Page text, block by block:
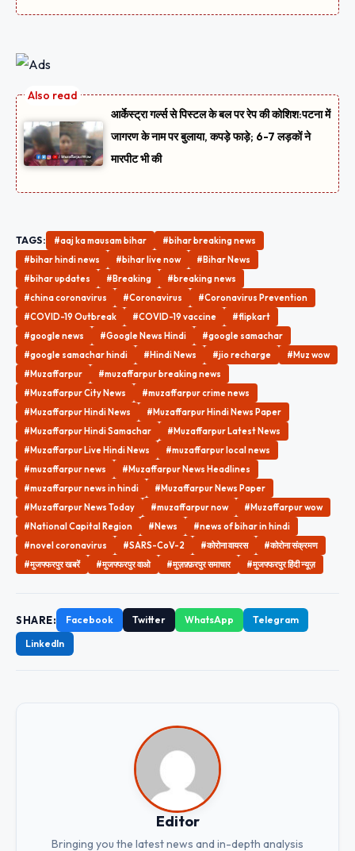
आर्केस्ट्रा गर्ल्स से पिस्टल के बल पर रेप की कोशिश:पटना में
जागरण के नाम पर बुलाया, कपड़े फाड़े; 6-7 लड़कों ने
मारपीट भी की
TAGS: #aaj ka mausam bihar
#bihar breaking news
#bihar hindi news
#bihar live now
#Bihar News
#bihar updates
#Breaking
#breaking news
#china coronavirus
#Coronavirus
#Coronavirus Prevention
#COVID-19 Outbreak
#COVID-19 vaccine
#flipkart
#google news
#Google News Hindi
#google samachar
#google samachar hindi
#Hindi News #jio recharge
#Muz wow
#Muzaffarpur
#muzaffarpur breaking news
#Muzaffarpur City News
#muzaffarpur crime news
#Muzaffarpur Hindi News
#Muzaffarpur Hindi News Paper
#Muzaffarpur Hindi Samachar
#Muzaffarpur Latest News
#Muzaffarpur Live Hindi News
#muzaffarpur local news
#muzaffarpur news
#Muzaffarpur News Headlines
#muzaffarpur news in hindi
#Muzaffarpur News Paper
#Muzaffarpur News Today
#muzaffarpur now
#Muzaffarpur wow
#National Capital Region
#News
#news of bihar in hindi
#novel coronavirus
#SARS-CoV-2 #कोरोना वायरस
#कोरोना संक्रमण
#मुजफ्फरपुर खबरें
#मुजफ्फरपुर वाओ #मुज़फ़्फ़रपुर समाचार #मुजफ्फरपुर हिंदी न्यूज़
SHARE: Facebook Twitter WhatsApp
Telegram
LinkedIn
Editor
Bringing you the latest news and in-depth analysis